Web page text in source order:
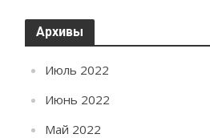
Архивы
Июль 2022
Июнь 2022
Май 2022